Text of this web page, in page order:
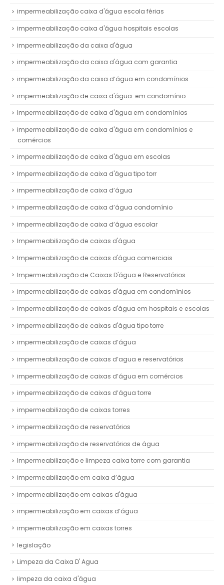
impermeabilização caixa d'água escola férias
impermeabilização caixa d'água hospitais escolas
impermeabilização da caixa d'água
impermeabilização da caixa d'água com garantia
impermeabilização da caixa d’água em condomínios
impermeabilização de caixa d'água em condomínio
Impermeabilização de caixa d'água em condomínios
impermeabilização de caixa d'água em condomínios e
comércios
impermeabilização de caixa d'água em escolas
Impermeabilização de caixa d'água tipo torr
impermeabilização de caixa d’água
impermeabilização de caixa d’água condomínio
impermeabilização de caixa d’água escolar
Impermeabilização de caixas d'água
Impermeabilização de caixas d'água comerciais
Impermeabilização de Caixas D'água e Reservatórios
impermeabilização de caixas d'água em condomínios
Impermeabilização de caixas d'água em hospitais e escolas
impermeabilização de caixas d'água tipo torre
impermeabilização de caixas d’água
impermeabilização de caixas d’agua e reservatórios
impermeabilização de caixas d’água em comércios
impermeabilização de caixas d’água torre
impermeabilização de caixas torres
impermeabilização de reservatórios
impermeabilização de reservatórios de água
Impermeabilização e limpeza caixa torre com garantia
impermeabilização em caixa d’água
impermeabilização em caixas d'água
impermeabilização em caixas d’água
impermeabilização em caixas torres
legislação
Limpeza da Caixa D' Agua
limpeza da caixa d'água